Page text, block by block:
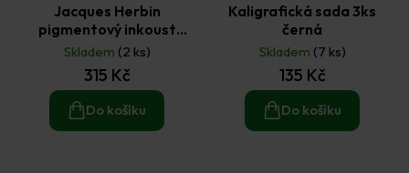
Jacques Herbin
pigmentový inkoust
metalický (50ml) stříbrná
Skladem (2 ks)
315 Kč
Do košíku
Kaligrafická sada 3ks
černá
Skladem (7 ks)
135 Kč
Do košíku